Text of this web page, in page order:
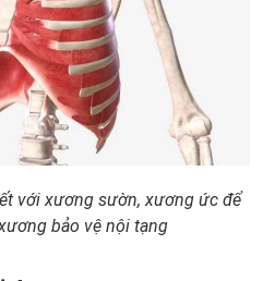
với xương sườn, xương ức để
bảo vệ nội tạng